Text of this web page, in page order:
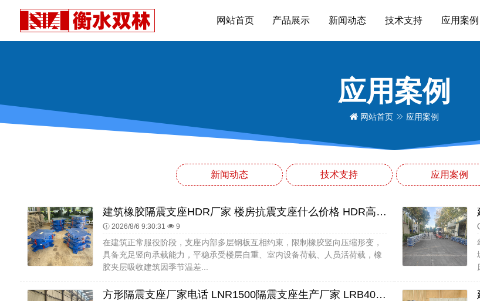
网站首页 产品展示 新闻动态 技术支持 应用案例
应用案例
网站首页 应用案例
新闻动态 技术支持 应用案例
建筑橡胶隔震支座HDR厂家 楼房抗震支座什么价格 HDR高阻尼支座什么价格
2026/8/6 9:30:31 9
在建筑正常服役阶段，支座内部多层钢板互相约束，限制橡胶竖向压缩形变，
具备充足竖向承载能力，平稳承受楼层自重、室内设备荷载、人员活荷载，橡
胶夹层吸收建筑因季节温差...
方形隔震支座厂家电话 LNR1500隔震支座生产厂家 LRB400橡胶隔震支座源头工厂